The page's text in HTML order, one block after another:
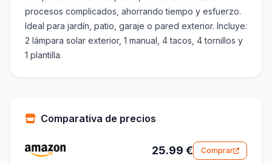
procesos complicados, ahorrando tiempo y esfuerzo.
Ideal para jardín, patio, garaje o pared exterior. Incluye:
2 lámpara solar exterior, 1 manual, 4 tacos, 4 tornillos y
1 plantilla.
Comparativa de precios
25.99 € Comprar